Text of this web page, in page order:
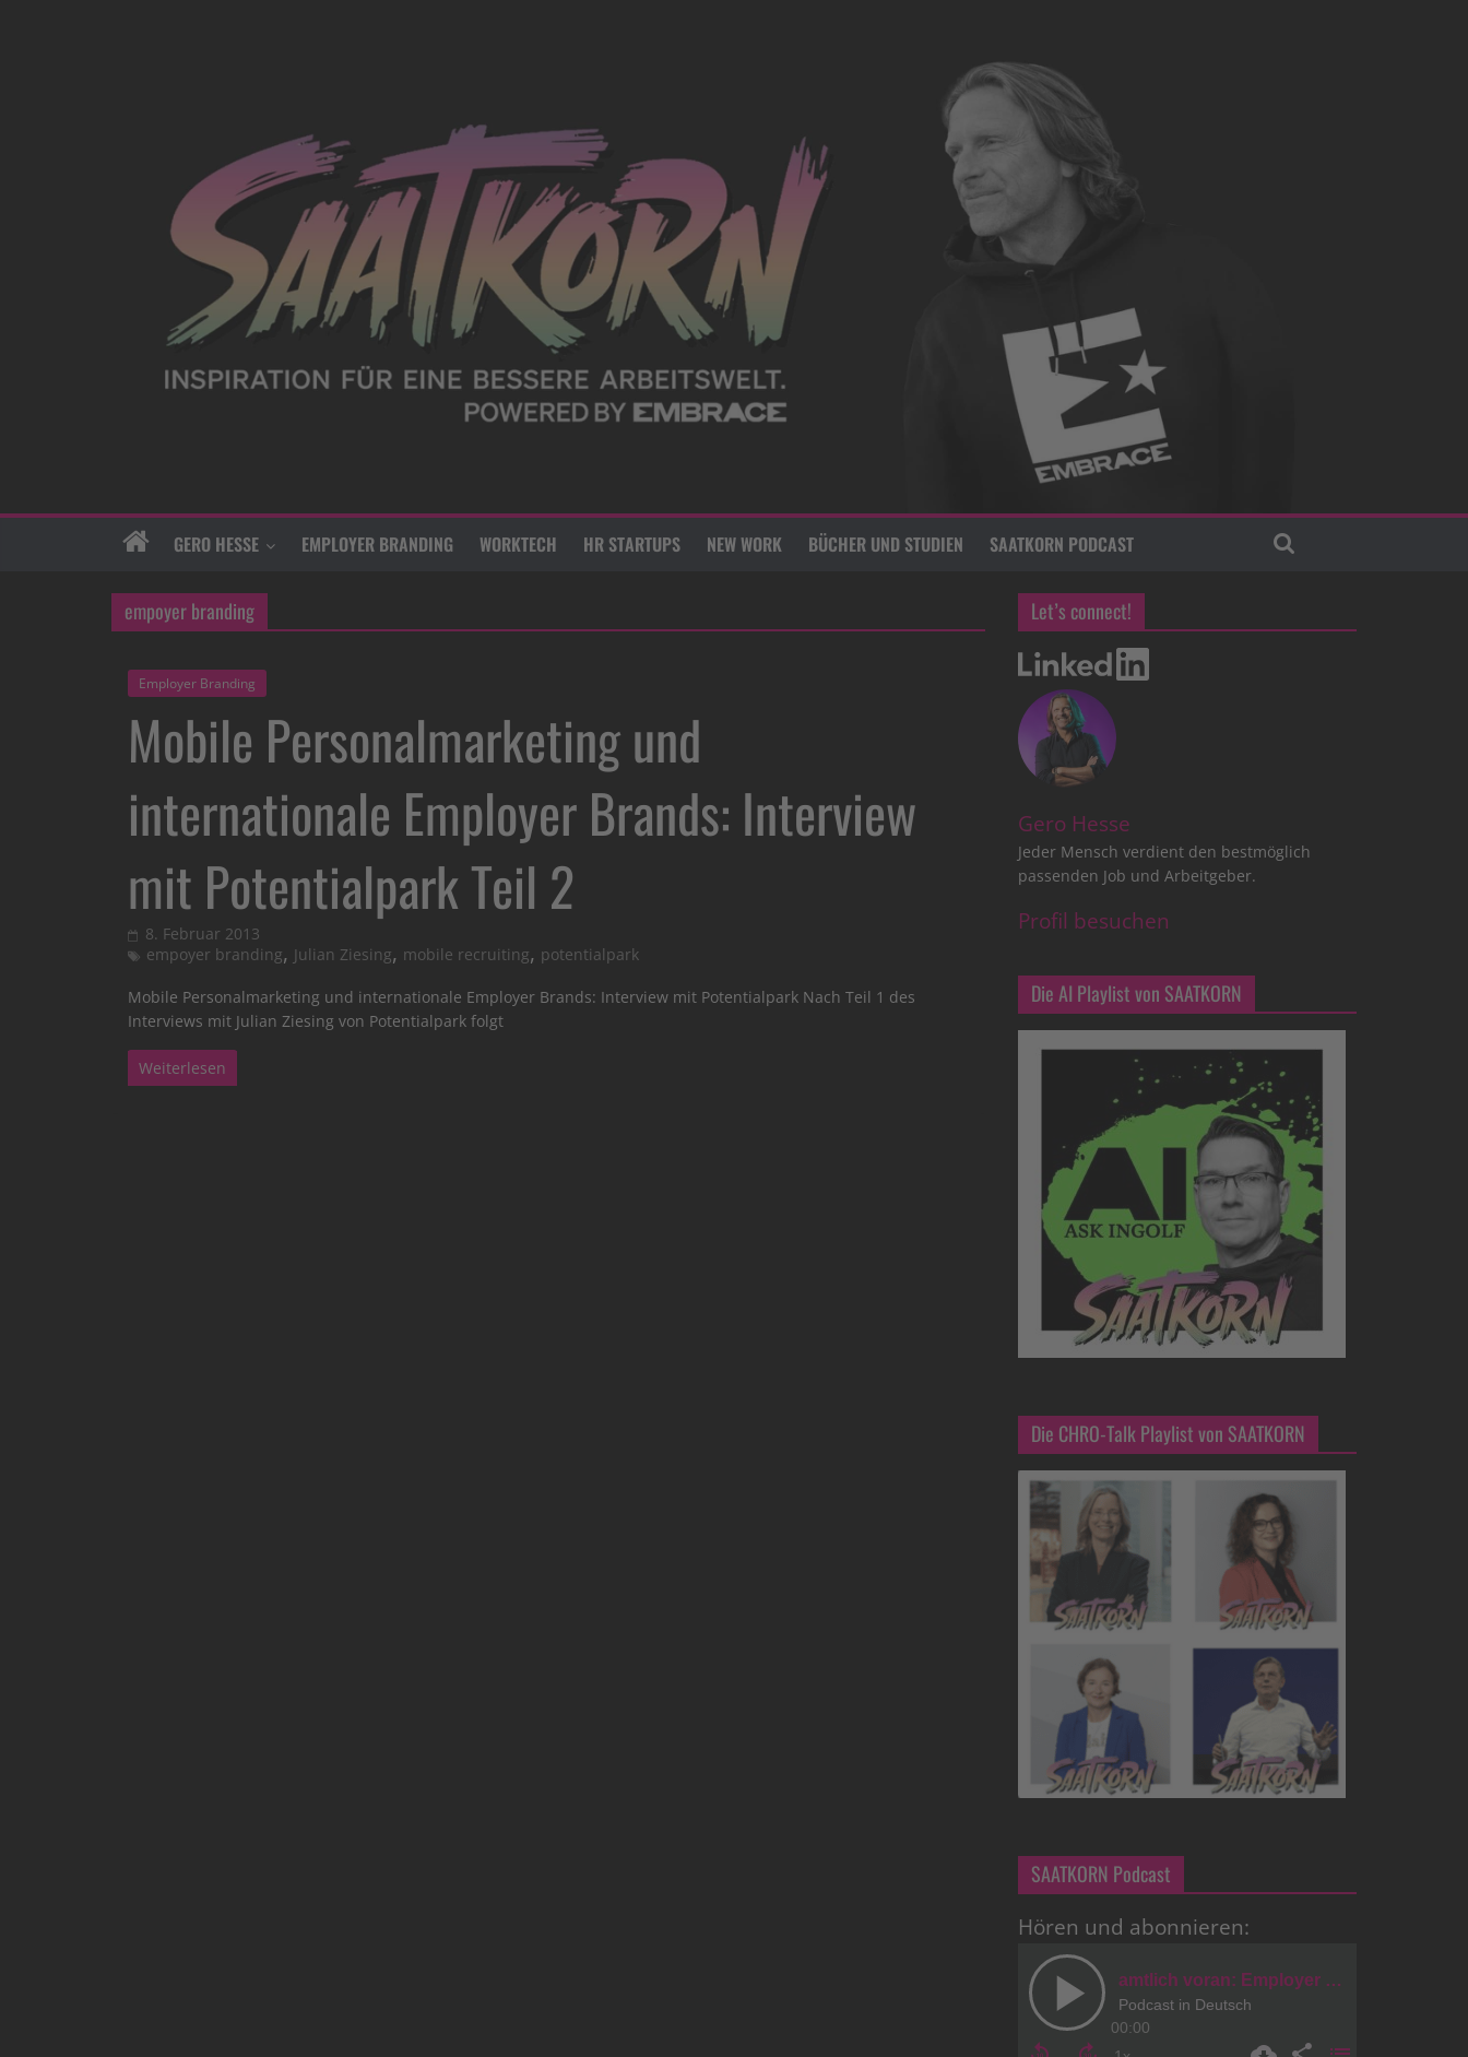
GERO HESSE EMPLOYER BRANDING WORKTECH HR STARTUPS NEW WORK BÜCHER UND STUDIEN SAATKORN PODCAST
empoyer branding
Employer Branding
Mobile Personalmarketing und
internationale Employer Brands: Interview
mit Potentialpark Teil 2
8. Februar 2013
empoyer branding, Julian Ziesing, mobile recruiting, potentialpark
Mobile Personalmarketing und internationale Employer Brands: Interview mit Potentialpark Nach Teil 1 des
Interviews mit Julian Ziesing von Potentialpark folgt
Weiterlesen
Let’s connect!
Gero Hesse
Jeder Mensch verdient den bestmöglich
passenden Job und Arbeitgeber.
Profil besuchen
Die AI Playlist von SAATKORN
Die CHRO-Talk Playlist von SAATKORN
SAATKORN Podcast
Hören und abonnieren: